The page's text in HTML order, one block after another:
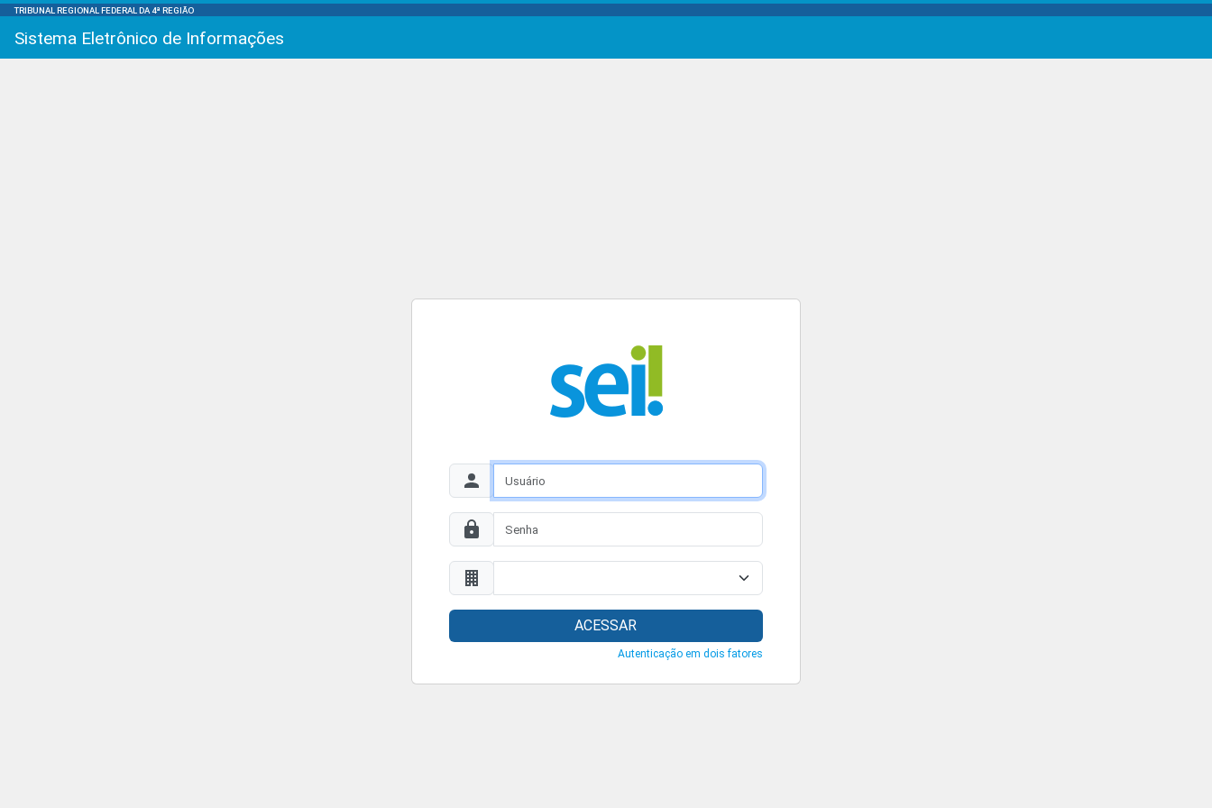
TRIBUNAL REGIONAL FEDERAL DA 4ª REGIÃO
Sistema Eletrônico de Informações
ACESSAR
Autenticação em dois fatores